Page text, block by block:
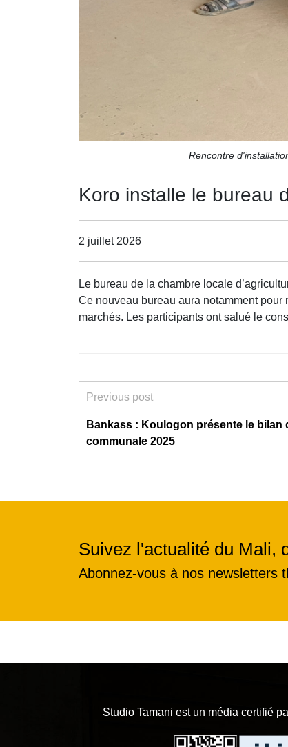
Rencontre
Koro installe le bureau
2 juillet 2026
Le bureau de la chambre locale
Ce nouveau bureau aura notamment
marchés. Les participants ont salué le
Previous post
Bankass : Koulogon présente le bilan
communale 2025
Suivez l'actualité du Mali,
Abonnez-vous à nos newsletters
Studio Tamani est un média certifié